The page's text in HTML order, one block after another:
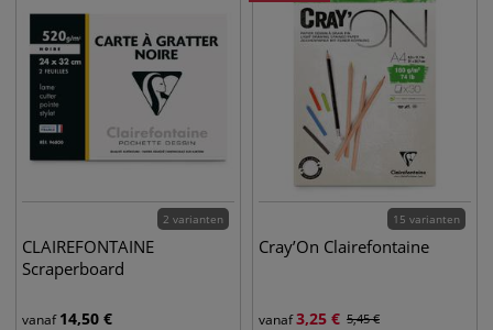
2 varianten
CLAIREFONTAINE
Scraperboard
vanaf 14,50 €
15 varianten
Cray’On Clairefontaine
vanaf3,25 € 5,45€